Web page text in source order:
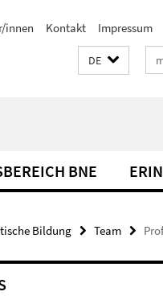
innen Kontakt Impressum
DE
BNE
Bildung Team